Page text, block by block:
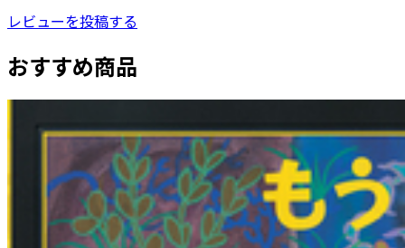
レビューを投稿する
おすすめ商品